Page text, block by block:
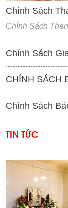
Chính Sách
Chính Sách
Chính Sách
CHÍNH SÁCH
Chính Sách
TIN TỨC